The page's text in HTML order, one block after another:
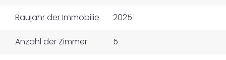
Baujahr der Immobilie 2025
Anzahl der Zimmer 5